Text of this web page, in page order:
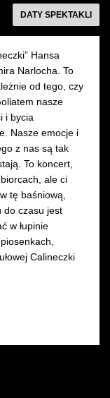
Młynarskiego
BILET
DATY SPEKTAKLI
Hansa
Narlocha. To
od tego, czy
nasze
i bycia
Nasze emocje i
z nas są tak
To koncert,
ale ci
tę baśniową,
do czasu jest
w łupinie
Calineczki